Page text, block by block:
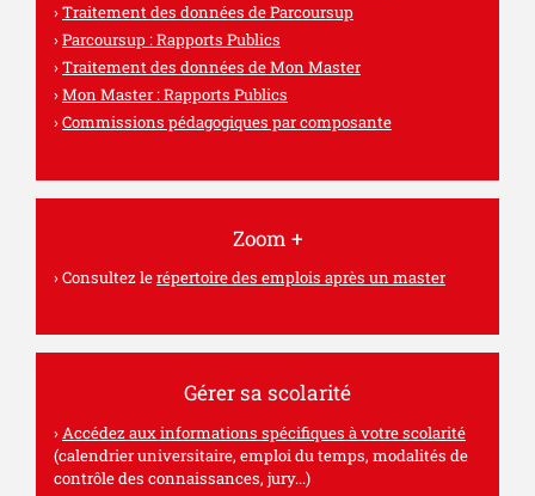
Traitement des données de Parcoursup
Parcoursup : Rapports Publics
Traitement des données de Mon Master
Mon Master : Rapports Publics
Commissions pédagogiques par composante
Zoom +
Consultez lerépertoire des emplois après un master
Gérer sa scolarité
Accédez aux informations spécifiques à votre scolarité
(calendrier universitaire, emploi du temps, modalités de
contrôle des connaissances, jury...)